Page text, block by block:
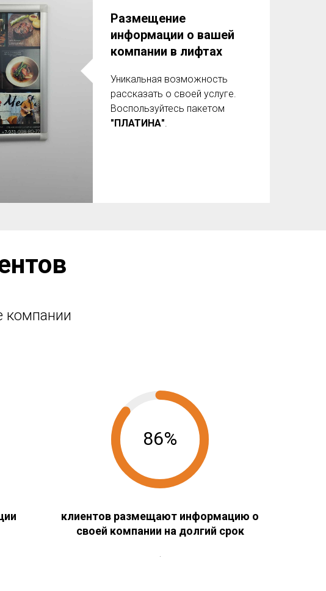
Размещение
информации о вашей
компании в лифтах
Уникальная возможность
рассказать о своей услуге.
Воспользуйтесь пакетом
"ПЛАТИНА".
компании
86%
клиентов размещают информацию о
своей компании на долгий срок